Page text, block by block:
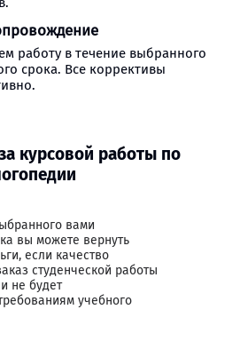
работу в течение выбранного
срока. Все коррективы
курсовой работы по
вами
вы можете вернуть
если качество
студенческой работы
не будет
учебного